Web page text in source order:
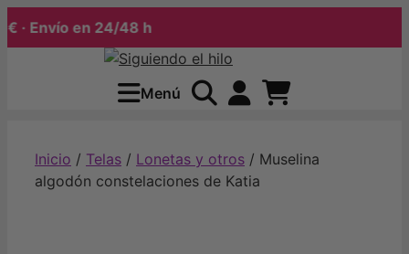
Envío en 24/48 h
Menú
Inicio / Telas / Lonetas y otros / Muselina
algodón constelaciones de Katia